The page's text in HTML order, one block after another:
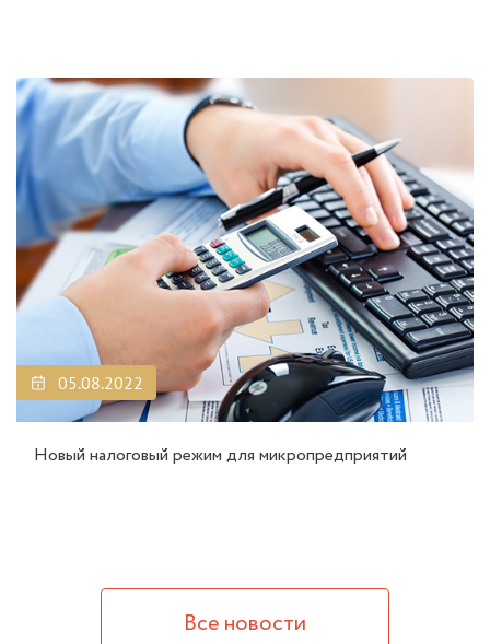
05.08.2022
Новый налоговый режим для микропредприятий
Все новости